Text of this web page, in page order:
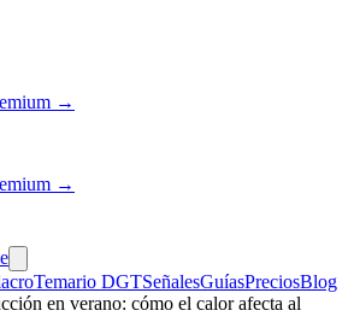
→
→
Temario DGTSeñalesGuíasPreciosBlog
en verano: cómo el calor afecta al